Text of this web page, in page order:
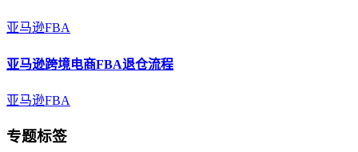
亚马逊FBA
亚马逊跨境电商FBA退仓流程
亚马逊FBA
专题标签